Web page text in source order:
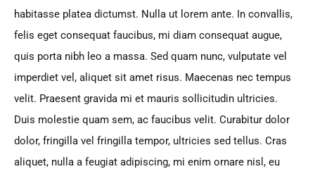
habitasse platea dictumst. Nulla ut lorem ante. In convallis,
felis eget consequat faucibus, mi diam consequat augue,
quis porta nibh leo a massa. Sed quam nunc, vulputate vel
imperdiet vel, aliquet sit amet risus. Maecenas nec tempus
velit. Praesent gravida mi et mauris sollicitudin ultricies.
Duis molestie quam sem, ac faucibus velit. Curabitur dolor
dolor, fringilla vel fringilla tempor, ultricies sed tellus. Cras
aliquet, nulla a feugiat adipiscing, mi enim ornare nisl, eu